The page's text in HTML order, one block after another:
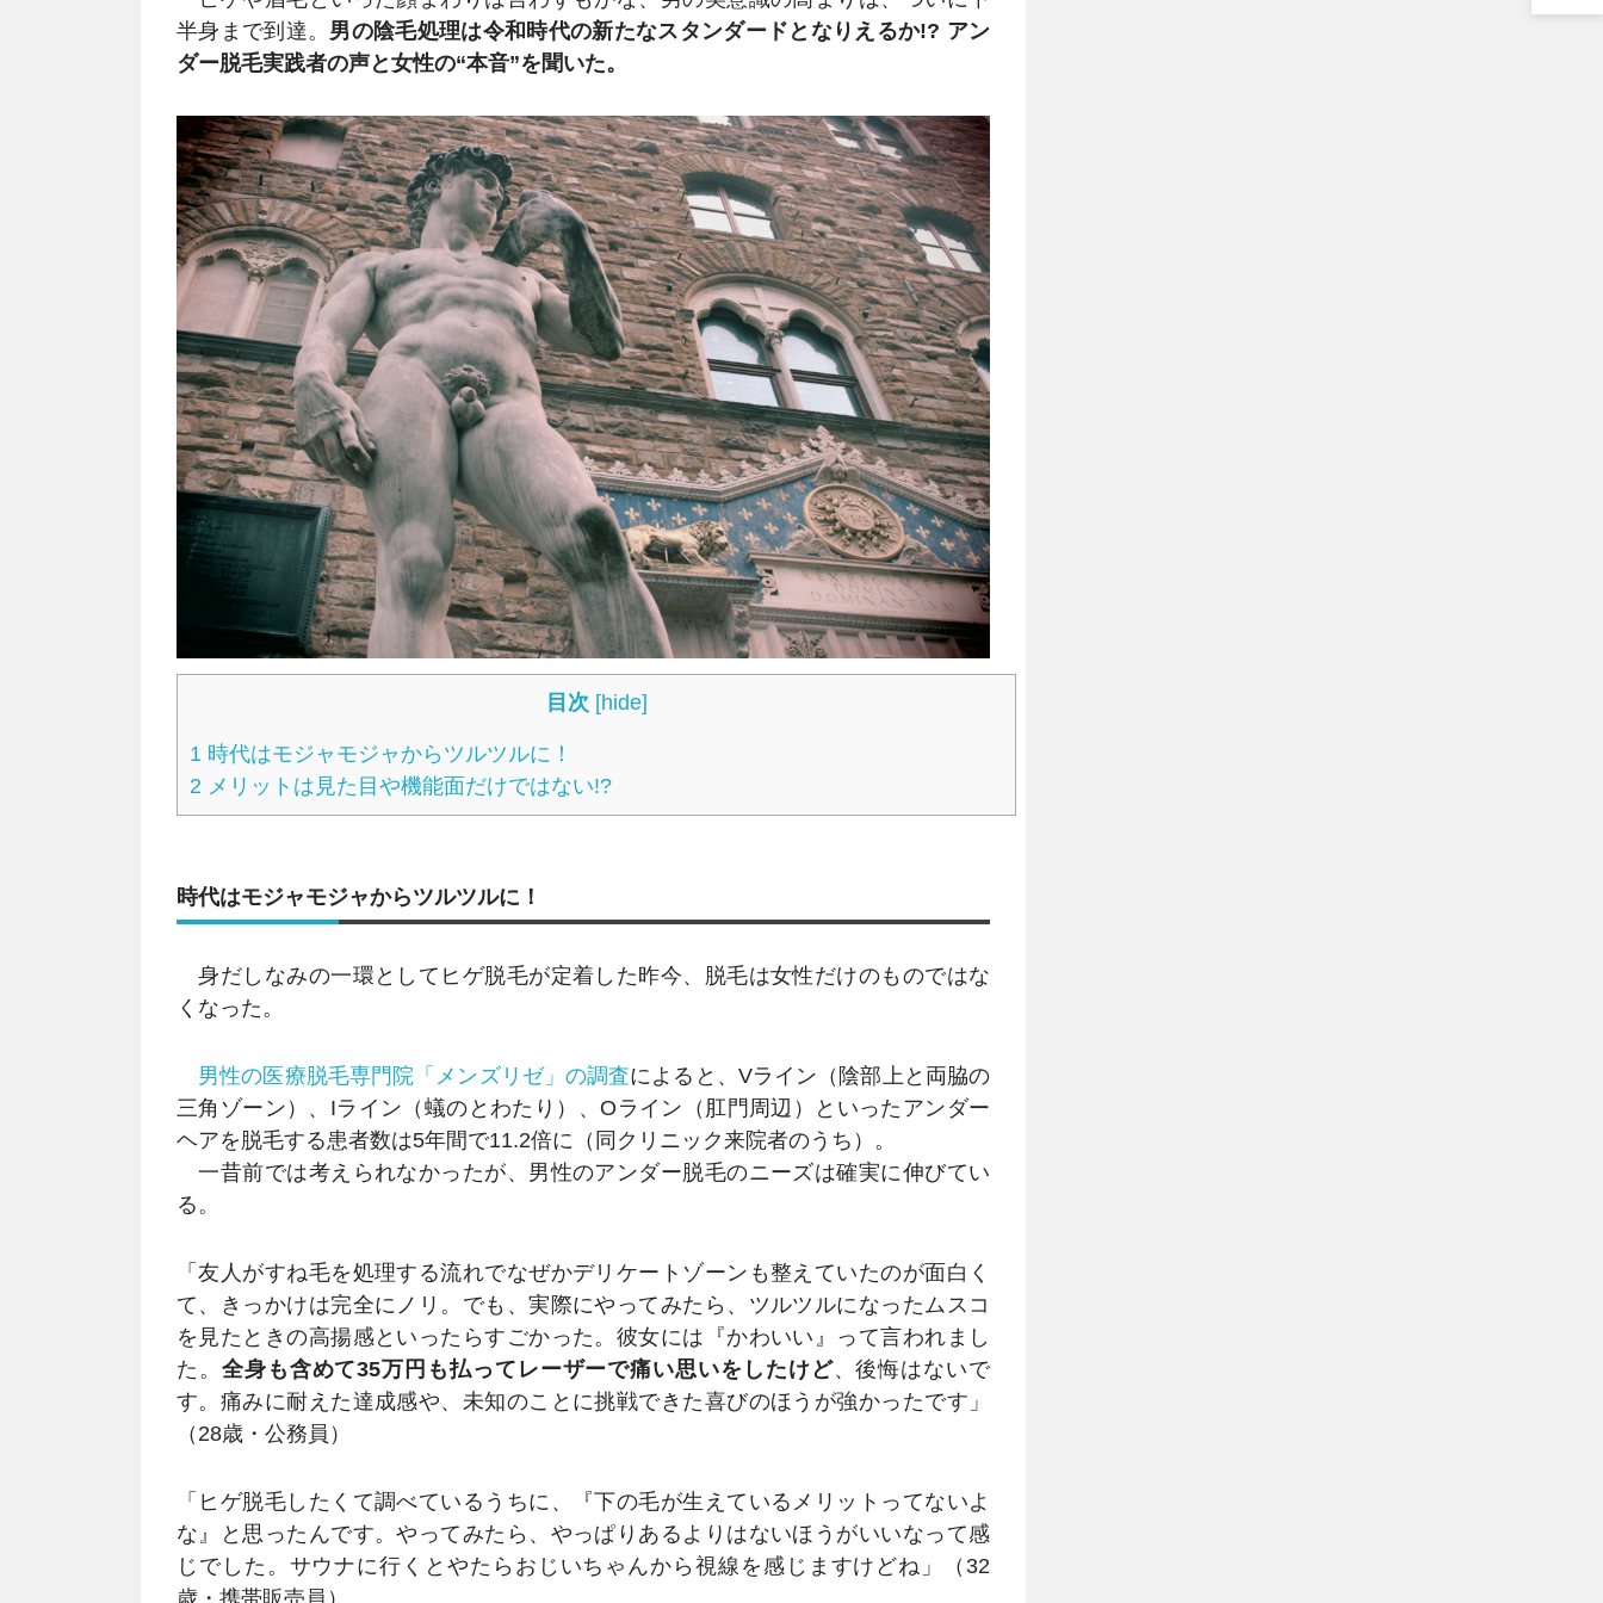
半身まで到達。 男の陰毛処理は令和時代の新たなスタンダードとなりえるか!? アン
ダー脱毛実践者の声と女性の“本音”を聞いた。
目次 [hide]
1 時代はモジャモジャからツルツルに！
2 メリットは見た目や機能面だけではない!?
時代はモジャモジャからツルツルに！
身だしなみの一環としてヒゲ脱毛が定着した昨今、脱毛は女性だけのものではな
くなった。
男性の医療脱毛専門院「メンズリゼ」の調査によると、Vライン（陰部上と両脇の
三角ゾーン）、Iライン（蟻のとわたり）、Oライン（肛門周辺）といったアンダー
ヘアを脱毛する患者数は5年間で11.2倍に（同クリニック来院者のうち）。
一昔前では考えられなかったが、男性のアンダー脱毛のニーズは確実に伸びてい
る。
「友人がすね毛を処理する流れでなぜかデリケートゾーンも整えていたのが面白く
て、きっかけは完全にノリ。でも、実際にやってみたら、ツルツルになったムスコ
を見たときの高揚感といったらすごかった。彼女には『かわいい』って言われまし
た。 全身も含めて35万円も払ってレーザーで痛い思いをしたけど、後悔はないで
す。痛みに耐えた達成感や、未知のことに挑戦できた喜びのほうが強かったです」
（28歳・公務員）
「ヒゲ脱毛したくて調べているうちに、『下の毛が生えているメリットってないよ
な』と思ったんです。やってみたら、やっぱりあるよりはないほうがいいなって感
じでした。サウナに行くとやたらおじいちゃんから視線を感じますけどね」（32